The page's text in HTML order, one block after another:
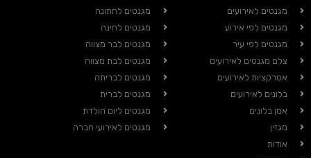
מגנטים לאירועים
מגנטים לפי אירוע
מגנטים לפי עיר
צלם מגנטים לאירועים
אטרקציות לאירועים
בלונים לאירועים
אמן בלונים
מגזין
אודות
מגנטים לחתונה
מגנטים לחינה
מגנטים לבר מצווה
מגנטים לבת מצווה
מגנטים לבריתה
מגנטים לברית
מגנטים ליום הולדת
מגנטים לאירועי חברה